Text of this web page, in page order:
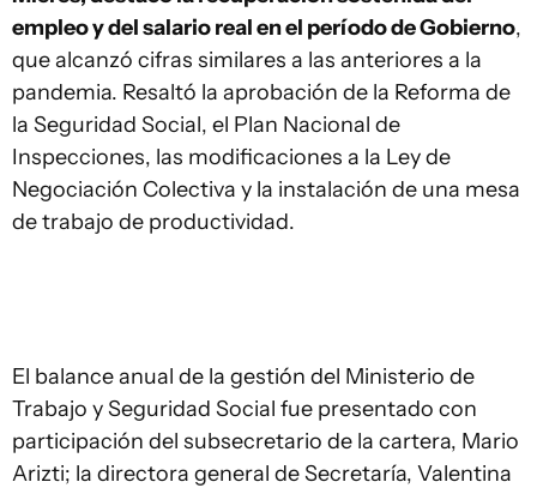
empleo y del salario real en el período de Gobierno,
que alcanzó cifras similares a las anteriores a la
pandemia. Resaltó la aprobación de la Reforma de
la Seguridad Social, el Plan Nacional de
Inspecciones, las modificaciones a la Ley de
Negociación Colectiva y la instalación de una mesa
de trabajo de productividad.
El balance anual de la gestión del Ministerio de
Trabajo y Seguridad Social fue presentado con
participación del subsecretario de la cartera, Mario
Arizti; la directora general de Secretaría, Valentina